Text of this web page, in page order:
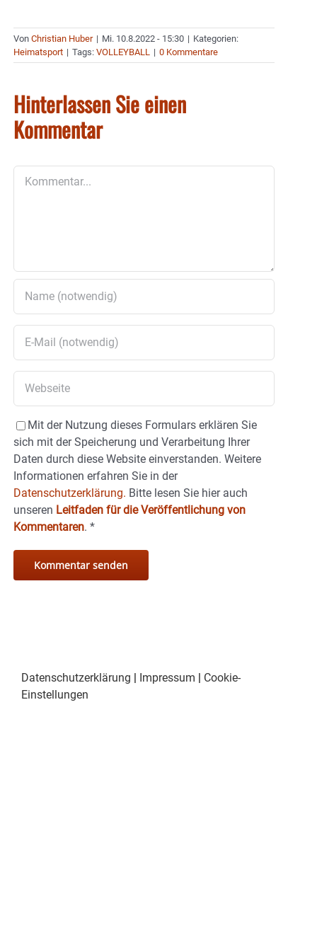
Von Christian Huber | Mi. 10.8.2022 - 15:30 | Kategorien:
Heimatsport | Tags: VOLLEYBALL | 0 Kommentare
Hinterlassen Sie einen
Kommentar
Mit der Nutzung dieses Formulars erklären Sie
sich mit der Speicherung und Verarbeitung Ihrer
Daten durch diese Website einverstanden. Weitere
Informationen erfahren Sie in der
Datenschutzerklärung. Bitte lesen Sie hier auch
unseren Leitfaden für die Veröffentlichung von
Kommentaren. *
Datenschutzerklärung | Impressum | Cookie-
Einstellungen